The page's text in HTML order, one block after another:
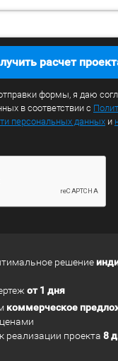
расчет
формы, я даю
в соответствии с
персональных данных и
решение
от 1 дня
коммерческое
реализации проекта 8